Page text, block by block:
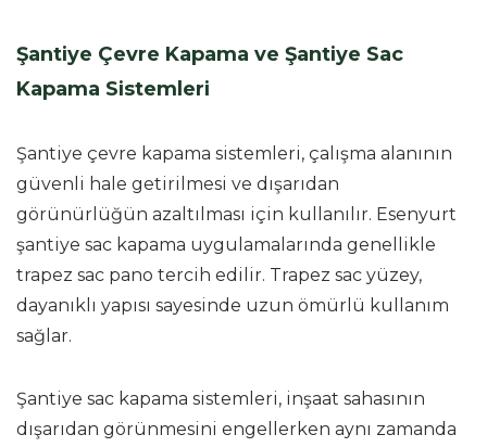
Şantiye Çevre Kapama ve Şantiye Sac
Kapama Sistemleri
Şantiye çevre kapama sistemleri, çalışma alanının
güvenli hale getirilmesi ve dışarıdan
görünürlüğün azaltılması için kullanılır. Esenyurt
şantiye sac kapama uygulamalarında genellikle
trapez sac pano tercih edilir. Trapez sac yüzey,
dayanıklı yapısı sayesinde uzun ömürlü kullanım
sağlar.
Şantiye sac kapama sistemleri, inşaat sahasının
dışarıdan görünmesini engellerken aynı zamanda